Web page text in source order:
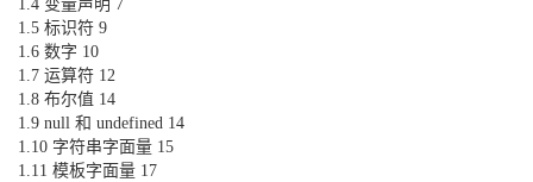
1.4 变量声明 7
1.5 标识符 9
1.6 数字 10
1.7 运算符 12
1.8 布尔值 14
1.9 null 和 undefined 14
1.10 字符串字面量 15
1.11 模板字面量 17